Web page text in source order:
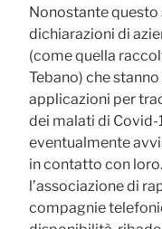
Nonostante questo
dichiarazioni di
(come quella
Tebano) che
applicazioni per
dei malati di Covid-
eventualmente
in contatto con
l’associazione di
compagnie